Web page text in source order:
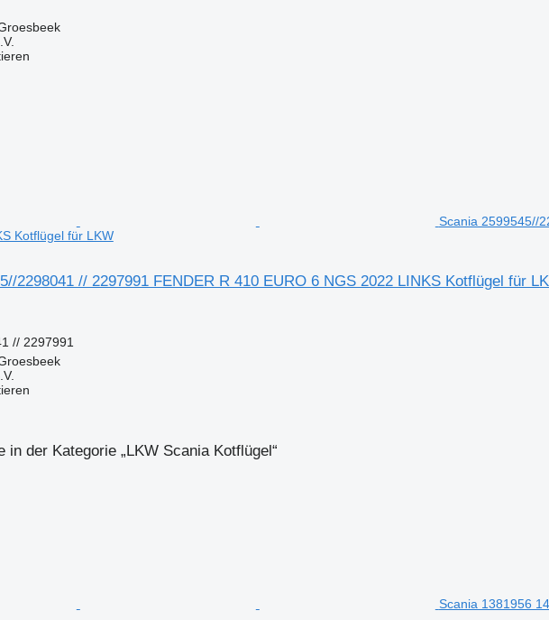
Scania 2599545//
Kotflügel für LKW
2298041 // 2297991 FENDER R 410 EURO 6 NGS 2022 LINKS Kotflügel für
// 2297991
in der Kategorie „LKW Scania Kotflügel“
Scania 1381956